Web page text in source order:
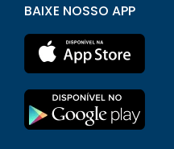
BAIXE NOSSO APP